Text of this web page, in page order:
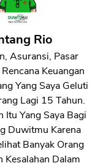
Rio
Asuransi, Pasar
Keuangan
Yang Saya Geluti
Lagi 15 Tahun.
Itu Yang Saya Bagi
Duwitmu Karena
Banyak Orang
Kesalahan Dalam